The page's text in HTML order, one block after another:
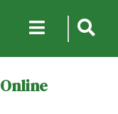
Online